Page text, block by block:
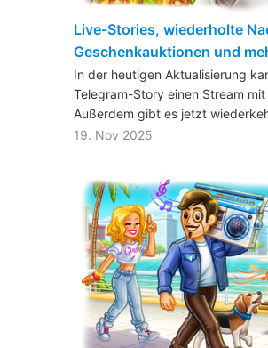
Live-Stories, wiederholte
Geschenkauktionen und
In der heutigen Aktualisierung
Telegram-Story einen Stream
Außerdem gibt es jetzt
19. Nov 2025